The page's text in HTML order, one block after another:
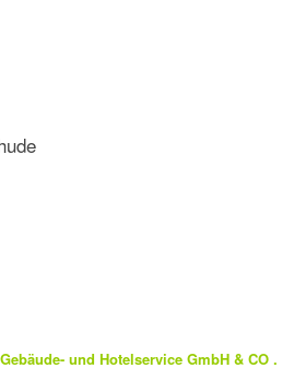
und Hotelservice GmbH & CO .